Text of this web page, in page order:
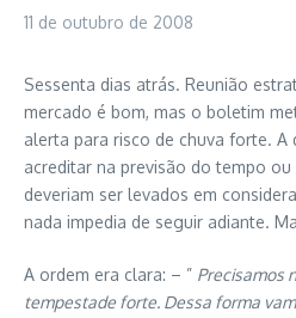
11 de outubro de 2008
Sessenta dias atrás. Reunião
mercado é bom, mas o boletim
alerta para risco de chuva forte. A
acreditar na previsão do tempo
deveriam ser levados em
nada impedia de seguir adiante.
A ordem era clara: – ” Precisamos
tempestade forte. Dessa forma